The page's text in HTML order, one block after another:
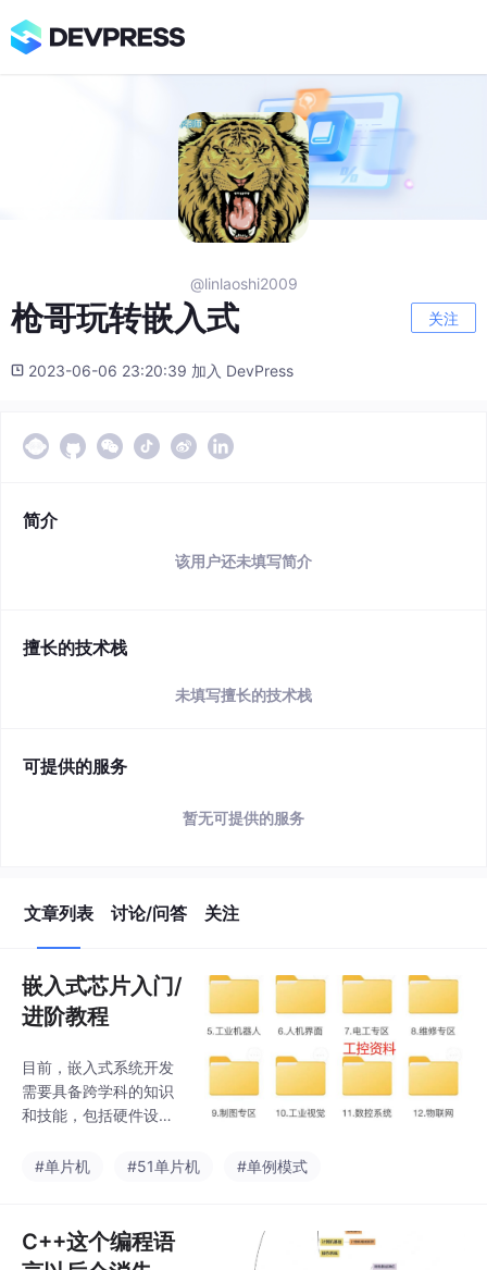
@linlaoshi2009
枪哥玩转嵌入式 关注
2023-06-06 23:20:39 加入 DevPress
简介
该用户还未填写简介
擅长的技术栈
未填写擅长的技术栈
可提供的服务
暂无可提供的服务
文章列表 讨论/问答 关注
嵌入式芯片入门/
进阶教程
目前，嵌入式系统开发
需要具备跨学科的知识
和技能，包括硬件设
信、传感器技术等多个
来发展的重要方向之
一。通过本培训将系统
#单片机 #51单片机 #单例模式
C++这个编程语